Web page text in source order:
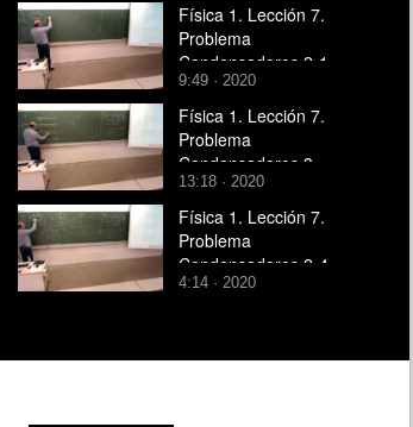
Física 1. Lección 7.
Problema
Condensadores 2-1
9:49 · 2020
Física 1. Lección 7.
Problema
Condensadores 3
13:18 · 2020
Física 1. Lección 7.
Problema
Condensadores 2-4
dudas
4:14 · 2020